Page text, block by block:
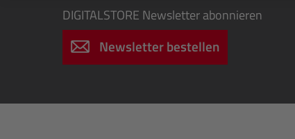
DIGITALSTORE Newsletter abonnieren
Newsletter bestellen